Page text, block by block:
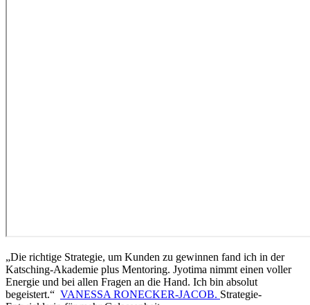
„Die richtige Strategie, um Kunden zu gewinnen fand ich in der
Katsching-Akademie plus Mentoring. Jyotima nimmt einen voller
Energie und bei allen Fragen an die Hand. Ich bin absolut
begeistert.“ VANESSA RONECKER-JACOB. Strategie-